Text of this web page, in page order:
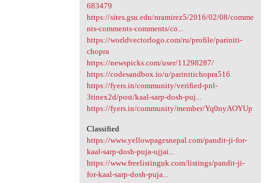
683479
https://sites.gsu.edu/nramirez5/2016/02/08/comme
nts-comments-comments/co...
https://worldvectorlogo.com/ru/profile/pariniti-
chopra
https://newspicks.com/user/11298287/
https://codesandbox.io/u/parinitichopra516
https://fyers.in/community/verified-pnl-
3tinex2d/post/kaal-sarp-dosh-puj...
https://fyers.in/community/member/Yq0nyAOYUp
Classified
https://www.yellowpagesnepal.com/pandit-ji-for-
kaal-sarp-dosh-puja-ujjai...
https://www.freelistinguk.com/listings/pandit-ji-
for-kaal-sarp-dosh-puja...